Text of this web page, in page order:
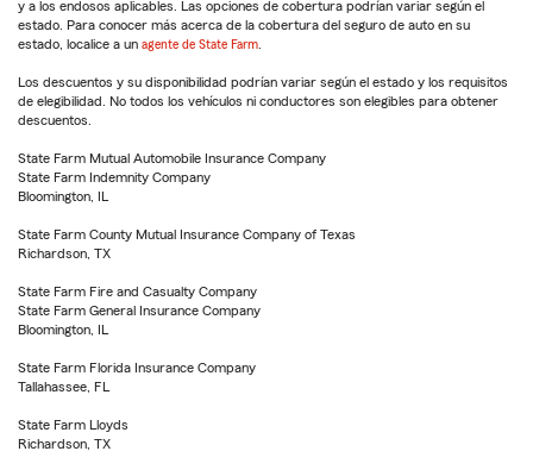
y a los endosos aplicables. Las opciones de cobertura podrían variar según el
estado. Para conocer más acerca de la cobertura del seguro de auto en su
estado, localice a un agente de State Farm
Los descuentos y su disponibilidad podrían variar según el estado y los requisitos
de elegibilidad. No todos los vehículos ni conductores son elegibles para obtener
descuentos.
State Farm Mutual Automobile Insurance Company
State Farm Indemnity Company
Bloomington, IL
State Farm County Mutual Insurance Company of Texas
Richardson, TX
State Farm Fire and Casualty Company
State Farm General Insurance Company
Bloomington, IL
State Farm Florida Insurance Company
Tallahassee, FL
State Farm Lloyds
Richardson, TX